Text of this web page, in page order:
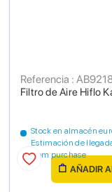
Filtro de Aire Hiflo
Referencia :
Stock en almacén
Estimación de
from purchase
AÑADIR